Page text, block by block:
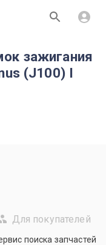
зажигания
(J100) I
Для покупателей
поиска запчастей